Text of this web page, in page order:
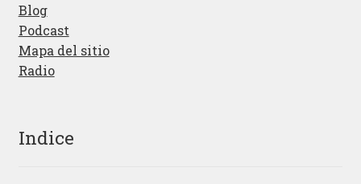
Blog
Podcast
Mapa del sitio
Radio
Indice